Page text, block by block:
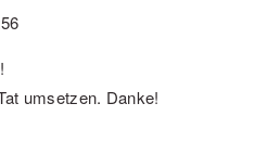
umsetzen. Danke!